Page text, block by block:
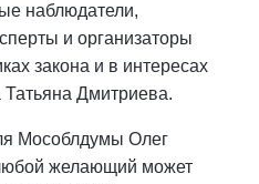
наблюдатели,
и организаторы
закона и в интересах
Дмитриева.
Мособлдумы Олег
желающий может